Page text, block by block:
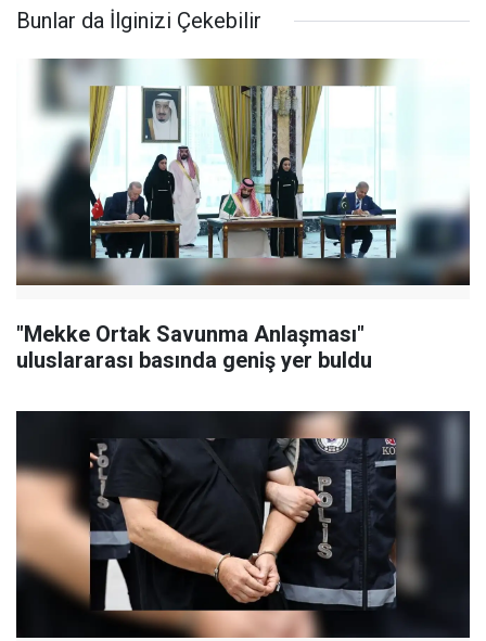
Bunlar da İlginizi Çekebilir
"Mekke Ortak Savunma Anlaşması"
uluslararası basında geniş yer buldu